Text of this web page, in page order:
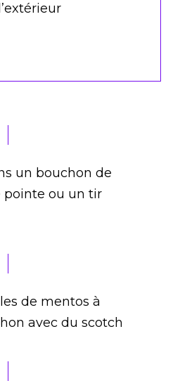
un bouchon de
pointe ou un tir
de mentos à
avec du scotch